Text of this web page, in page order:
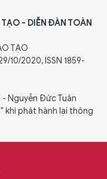
- DIỄN ĐÀN TOÀN
TẠO
10/2020, ISSN 1859-
- Nguyễn Đức Tuân
khi phát hành lại thông